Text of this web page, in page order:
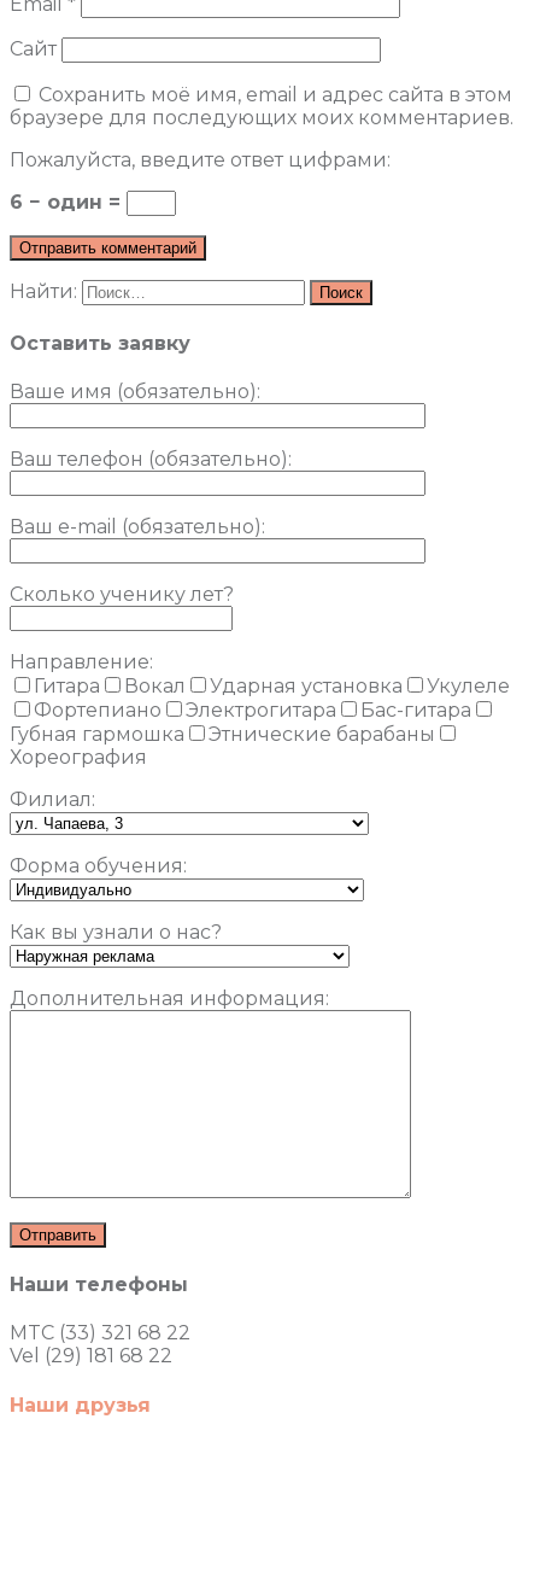
Сайт
Сохранить моё имя, email и адрес сайта в этом
браузере для последующих моих комментариев.
Пожалуйста, введите ответ цифрами:
6 − один =
Найти:
Оставить заявку
Ваше имя (обязательно):
Ваш телефон (обязательно):
Ваш e-mail (обязательно):
Сколько ученику лет?
Направление:
Гитара
Вокал Ударная установка
Укулеле
Фортепиано
Электрогитара
Бас-гитара
Губная гармошка
Этнические барабаны
Хореография
Филиал:
Форма обучения:
Как вы узнали о нас?
Дополнительная информация:
Наши телефоны
MTC (33) 321 68 22
Vel (29) 181 68 22
Наши друзья